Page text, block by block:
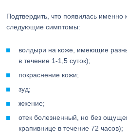
Подтвердить, что появилась именно
следующие симптомы:
волдыри на коже, имеющие
в течение 1-1,5 суток);
покраснение кожи;
зуд;
жжение;
отек болезненный, но без
крапивнице в течение 72 часов);